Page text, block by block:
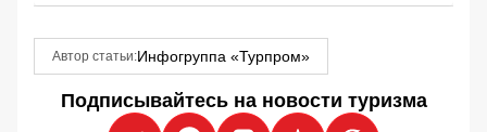
Автор статьи:Инфогруппа «Турпром»
Подписывайтесь на новости туризма